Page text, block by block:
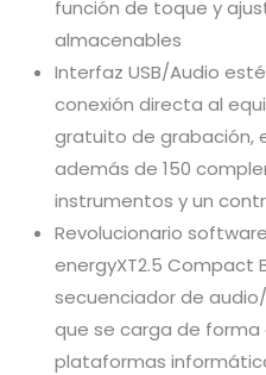
función de toque y
almacenables
Interfaz USB/Audio
conexión directa al
gratuito de grabación,
además de 150
instrumentos y un
Revolucionario
energyXT2.5 Compact
secuenciador de
que se carga de
plataformas